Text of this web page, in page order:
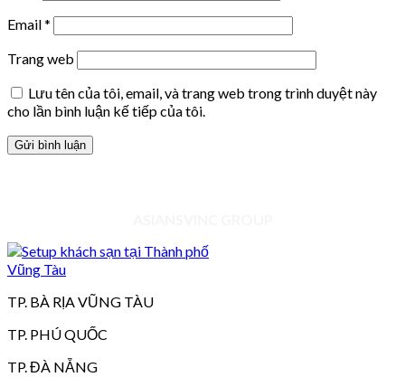
Email*
Trang web
Lưu tên của tôi, email, và trang web trong trình duyệt này
cho lần bình luận kế tiếp của tôi.
TP. BÀ RỊA VŨNG TÀU
TP. PHÚ QUỐC
TP. ĐÀ NẴNG